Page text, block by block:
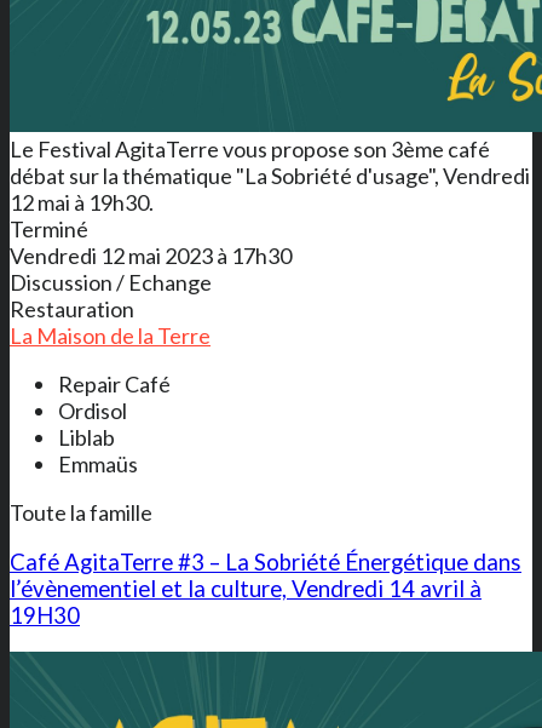
Le Festival AgitaTerre vous propose son 3ème café
débat sur la thématique "La Sobriété d'usage", Vendredi
12 mai à 19h30.
Terminé
Vendredi 12 mai 2023 à 17h30
Discussion / Echange
Restauration
La Maison de la Terre
Repair Café
Ordisol
Liblab
Emmaüs
Toute la famille
Café AgitaTerre #3 – La Sobriété Énergétique dans
l’évènementiel et la culture, Vendredi 14 avril à
19H30